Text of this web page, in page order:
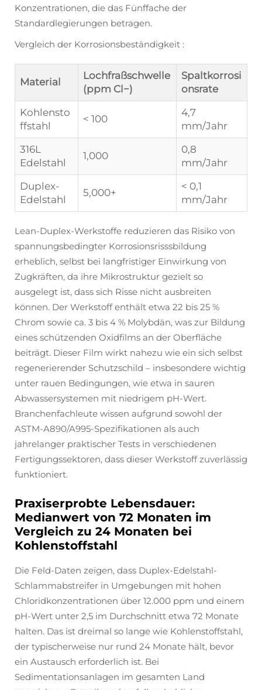
Konzentrationen, die das Fünffache der
Standardlegierungen betragen.
Vergleich der Korrosionsbeständigkeit :
Material
Lochfraßschwelle
(ppm Cl−)
Spaltkorrosi
onsrate
Kohlensto
ffstahl
< 100
4,7
mm/Jahr
316L
Edelstahl
1,000
0,8
mm/Jahr
Duplex-
Edelstahl
5,000+
< 0,1
mm/Jahr
Lean-Duplex-Werkstoffe reduzieren das Risiko von
spannungsbedingter Korrosionsrisssbildung
erheblich, selbst bei langfristiger Einwirkung von
Zugkräften, da ihre Mikrostruktur gezielt so
ausgelegt ist, dass sich Risse nicht ausbreiten
können. Der Werkstoff enthält etwa 22 bis 25 %
Chrom sowie ca. 3 bis 4 % Molybdän, was zur Bildung
eines schützenden Oxidfilms an der Oberfläche
beiträgt. Dieser Film wirkt nahezu wie ein sich selbst
regenerierender Schutzschild – insbesondere wichtig
unter rauen Bedingungen, wie etwa in sauren
Abwassersystemen mit niedrigem pH-Wert.
Branchenfachleute wissen aufgrund sowohl der
ASTM-A890/A995-Spezifikationen als auch
jahrelanger praktischer Tests in verschiedenen
Fertigungssektoren, dass dieser Werkstoff zuverlässig
funktioniert.
Praxiserprobte Lebensdauer:
Medianwert von 72 Monaten im
Vergleich zu 24 Monaten bei
Kohlenstoffstahl
Die Feld-Daten zeigen, dass Duplex-Edelstahl-
Schlammabstreifer in Umgebungen mit hohen
Chloridkonzentrationen über 12.000 ppm und einem
pH-Wert unter 2,5 im Durchschnitt etwa 72 Monate
halten. Das ist dreimal so lange wie Kohlenstoffstahl,
der typischerweise nur rund 24 Monate hält, bevor
ein Austausch erforderlich ist. Bei
Sedimentationsanlagen im gesamten Land